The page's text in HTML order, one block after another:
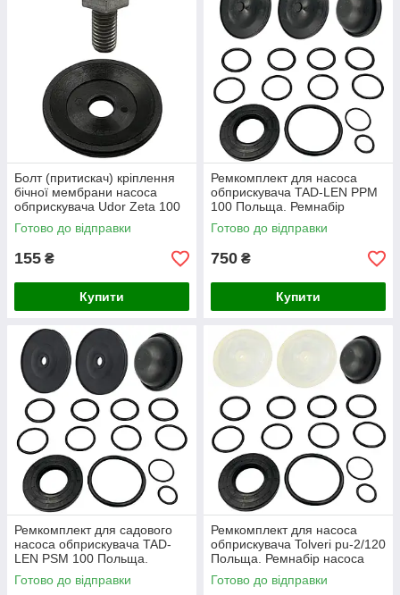
Болт (притискач) кріплення
бічної мембрани насоса
обприскувача Udor Zeta 100
Готово до відправки
155 ₴
Купити
Ремкомплект для насоса
обприскувача TAD-LEN PPM
100 Польща. Ремнабір
насоса Тад Лен 100.
Готово до відправки
750 ₴
Купити
Ремкомплект для садового
насоса обприскувача TAD-
LEN PSM 100 Польща.
Ремнабір насоса Тад Лен
100.
Готово до відправки
Ремкомплект для насоса
обприскувача Tolveri pu-2/120
Польща. Ремнабір насоса
Толвері 120.
Готово до відправки